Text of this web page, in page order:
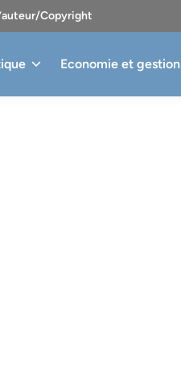
Copyright
Economie et gestion